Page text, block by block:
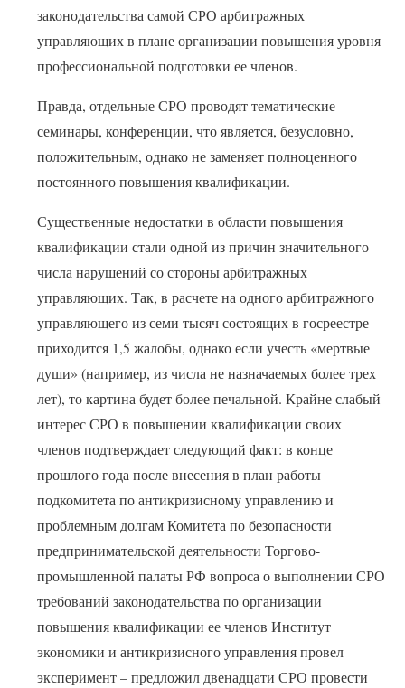
законодательства самой СРО арбитражных
управляющих в плане организации повышения уровня
профессиональной подготовки ее членов.
Правда, отдельные СРО проводят тематические
семинары, конференции, что является, безусловно,
положительным, однако не заменяет полноценного
постоянного повышения квалификации.
Существенные недостатки в области повышения
квалификации стали одной из причин значительного
числа нарушений со стороны арбитражных
управляющих. Так, в расчете на одного арбитражного
управляющего из семи тысяч состоящих в госреестре
приходится 1,5 жалобы, однако если учесть «мертвые
души» (например, из числа не назначаемых более трех
лет), то картина будет более печальной. Крайне слабый
интерес СРО в повышении квалификации своих
членов подтверждает следующий факт: в конце
прошлого года после внесения в план работы
подкомитета по антикризисному управлению и
проблемным долгам Комитета по безопасности
предпринимательской деятельности Торгово-
промышленной палаты РФ вопроса о выполнении СРО
требований законодательства по организации
повышения квалификации ее членов Институт
экономики и антикризисного управления провел
эксперимент – предложил двенадцати СРО провести